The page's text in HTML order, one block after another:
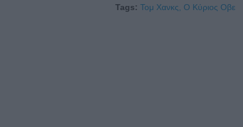
Tags: Τομ Χανκς, Ο Κύριος Οβε